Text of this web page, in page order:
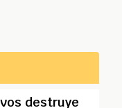
destruye